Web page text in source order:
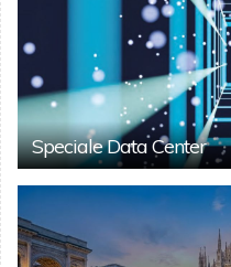
Speciale Data Center